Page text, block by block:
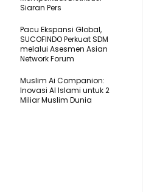
Siaran Pers
Pacu Ekspansi Global,
SUCOFINDO Perkuat SDM
melalui Asesmen Asian
Network Forum
Muslim Ai Companion:
Inovasi AI Islami untuk 2
Miliar Muslim Dunia